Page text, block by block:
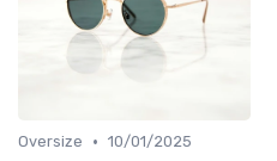
Oversize • 10/01/2025